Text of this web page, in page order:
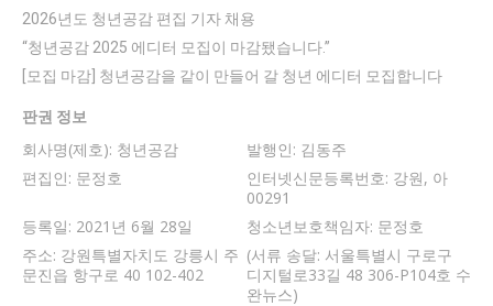
2026년도 청년공감 편집 기자 채용
“청년공감 2025 에디터 모집이 마감됐습니다.”
[모집 마감] 청년공감을 같이 만들어 갈 청년 에디터 모집합니다
판권 정보
회사명(제호): 청년공감
발행인: 김동주
편집인: 문정호
인터넷신문등록번호: 강원, 아
00291
등록일: 2021년 6월 28일
청소년보호책임자: 문정호
주소: 강원특별자치도 강릉시 주
문진읍 항구로 40 102-402
(서류 송달: 서울특별시 구로구
디지털로33길 48 306-P104호 수
완뉴스)